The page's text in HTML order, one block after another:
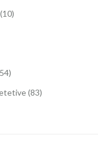
(10)
(83)